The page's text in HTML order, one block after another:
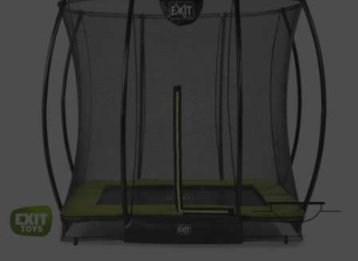
Die soliden Federn stehen für eine gute Sprungkraft Garant. Der
Rahmen des Silhouette Trampolins ist galvanisiert und
pulverbeschichtet, damit Rost keine Chance hat. Auf den rechteckigen
EXIT Silhouette Trampolinen erlebst du endlos viel Springspaß!